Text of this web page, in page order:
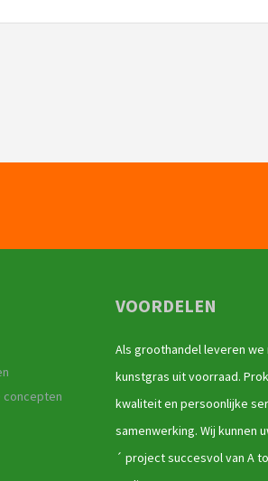
concepten
VOORDELEN
Als groothandel leveren
kunstgras uit voorraad.
kwaliteit en persoonlijke
samenwerking. Wij kunnen
´ project succesvol van A